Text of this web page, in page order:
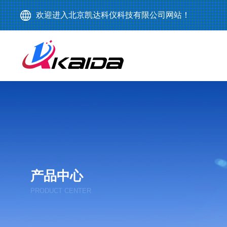
欢迎进入北京凯达科仪科技有限公司网站！
产品中心
PRODUCT CENTER